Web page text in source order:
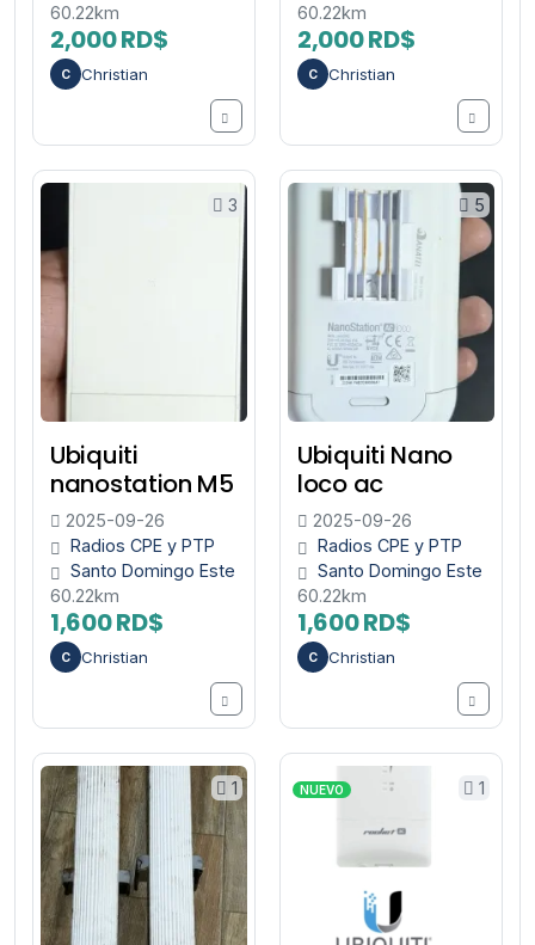
60.22km
2,000 RD$
C Christian
60.22km
2,000 RD$
C Christian
3
Ubiquiti
nanostation M5
2025-09-26
Radios CPE y PTP
Santo Domingo Este
60.22km
1,600 RD$
C Christian
5
Ubiquiti Nano
loco ac
2025-09-26
Radios CPE y PTP
Santo Domingo Este
60.22km
1,600 RD$
C Christian
1 1
NUEVO